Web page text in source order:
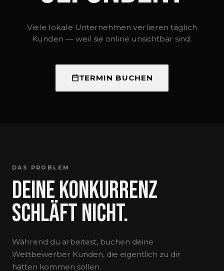
Viele lokale Unternehmen verlieren täglich
Kunden — weil sie online unsichtbar sind.
TERMIN BUCHEN
DAS PROBLEM
Deine Konkurrenz
schläft nicht.
Während du arbeitest, buchen deine
Wettbewerber Kunden, die eigentlich zu dir
hätten kommen sollen.